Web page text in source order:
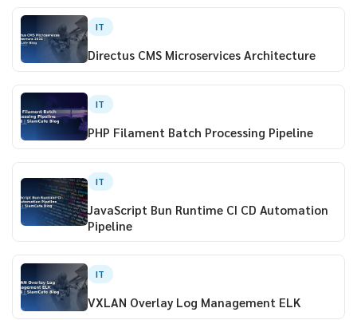
IT
Directus CMS Microservices Architecture
IT
PHP Filament Batch Processing Pipeline
IT
JavaScript Bun Runtime CI CD Automation
Pipeline
IT
VXLAN Overlay Log Management ELK